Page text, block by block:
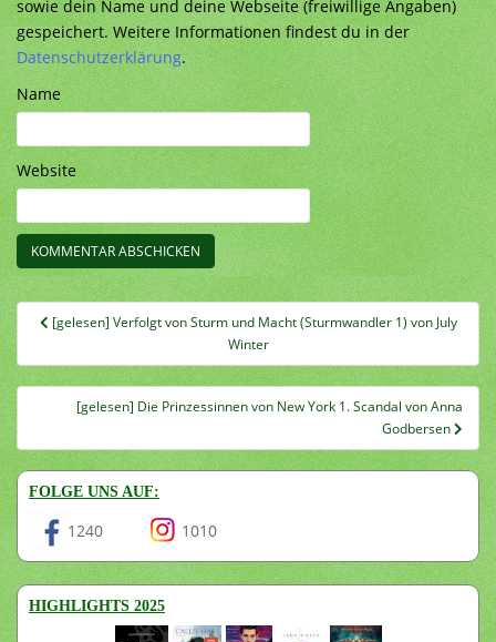
sowie dein Name und deine Webseite (freiwillige Angaben)
gespeichert. Weitere Informationen findest du in der
Datenschutzerklärung.
Name
Website
Beitragsnavigation
[gelesen] Verfolgt von Sturm und Macht (Sturmwandler 1) von July
Winter
[gelesen] Die Prinzessinnen von New York 1. Scandal von Anna
Godbersen
FOLGE UNS AUF:
1240 1010
HIGHLIGHTS 2025